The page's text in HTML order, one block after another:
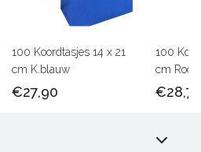
100 Koordtasjes 14 x 21
cm K.blauw
€27,90
100
cm Rood
€28,75